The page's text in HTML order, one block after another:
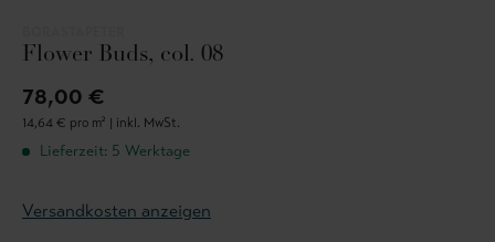
Flower Buds, col. 08
78,00 €
14,64 € pro m² | inkl. MwSt.
Lieferzeit: 5 Werktage
Versandkosten anzeigen